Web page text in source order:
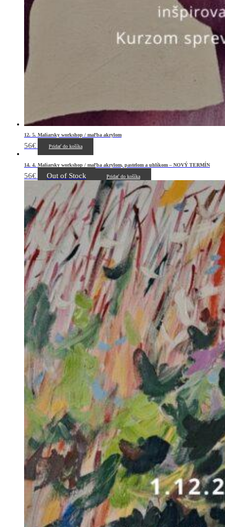
12. 5. Maliarsky workshop / maľba akrylom
56€ Pridať do košíka
14. 4. Maliarsky workshop / maľba akrylom, pastelom a uhlíkom – NOVÝ TERMÍN
56€ Out of Stock Pridať do košíka